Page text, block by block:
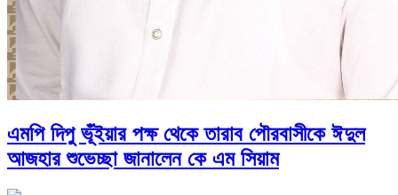
এমপি দিপু ভূঁইয়ার পক্ষ থেকে তারাব পৌরবাসীকে ঈদুল
আজহার শুভেচ্ছা জানালেন কে এম সিয়াম